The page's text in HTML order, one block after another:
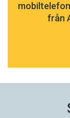
från